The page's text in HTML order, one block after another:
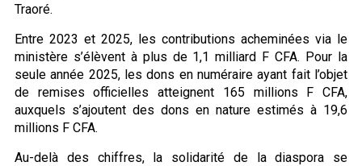
Traoré.
Entre 2023 et 2025, les contributions acheminées via le
ministère s’élèvent à plus de 1,1 milliard F CFA. Pour la
seule année 2025, les dons en numéraire ayant fait l’objet
de remises officielles atteignent 165 millions F CFA,
auxquels s’ajoutent des dons en nature estimés à 19,6
millions F CFA.
Au-delà des chiffres, la solidarité de la diaspora se